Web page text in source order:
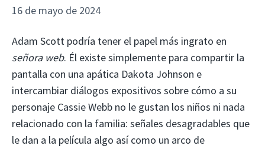
16 de mayo de 2024
Adam Scott podría tener el papel más ingrato en
señora web. Él existe simplemente para compartir la
pantalla con una apática Dakota Johnson e
intercambiar diálogos expositivos sobre cómo a su
personaje Cassie Webb no le gustan los niños ni nada
relacionado con la familia: señales desagradables que
le dan a la película algo así como un arco de